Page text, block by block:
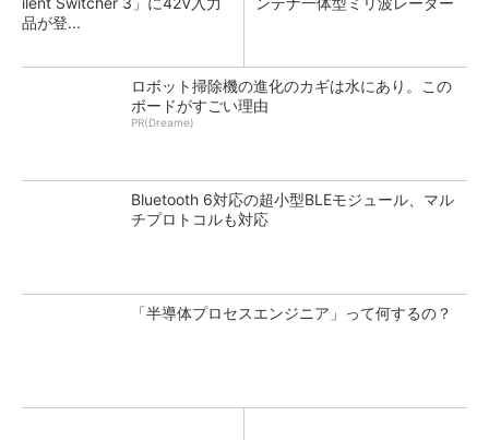
品が登...
ロボット掃除機の進化のカギは水にあり。この
ボードがすごい理由
PR(Dreame)
Bluetooth 6対応の超小型BLEモジュール、マル
チプロトコルも対応
「半導体プロセスエンジニア」って何するの？